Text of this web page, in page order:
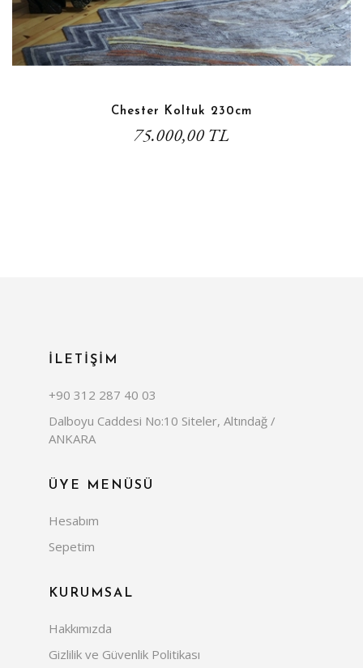
Chester Koltuk 230cm
75.000,00 TL
İLETİŞİM
+90 312 287 40 03
Dalboyu Caddesi No:10 Siteler, Altındağ /
ANKARA
ÜYE MENÜSÜ
Hesabım
Sepetim
KURUMSAL
Hakkımızda
Gizlilik ve Güvenlik Politikası